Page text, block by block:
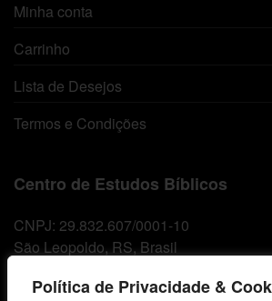
Política de Privacidade &
Minha conta
Carrinho
Lista de Desejos
Termos e Condições
Centro de Estudos Bíblicos
CNPJ: 29.832.607/0001-10
São Leopoldo, RS, Brasil